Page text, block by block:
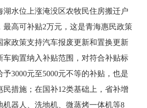
湖水位上涨淹没区农牧民住房搬迁户
最高可补贴2万元，这是青海惠民政策
家政策支持汽车报废更新和置换更新
车购置纳入补贴范围，对符合补贴标
3000元至5000元不等的补贴，也是
民措施；在国补12类基础上，省补增
机器人、洗地机、微蒸烤一体机等8